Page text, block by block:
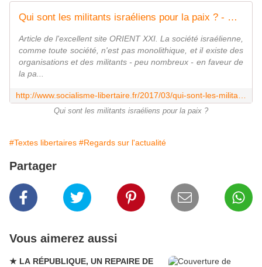
Qui sont les militants israéliens pour la paix ? - Socialisme libertaire
Article de l'excellent site ORIENT XXI. La société israélienne,
comme toute société, n'est pas monolithique, et il existe des
organisations et des militants - peu nombreux - en faveur de
la pa...
Qui sont les militants israéliens pour la paix ?
#Textes libertaires #Regards sur l'actualité
Partager
Vous aimerez aussi
★ LA RÉPUBLIQUE, UN REPAIRE DE